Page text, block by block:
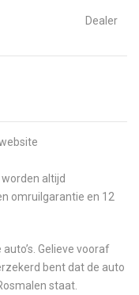
Dealer
altijd
omruilgarantie en 12
Gelieve vooraf
bent dat de auto
staat.